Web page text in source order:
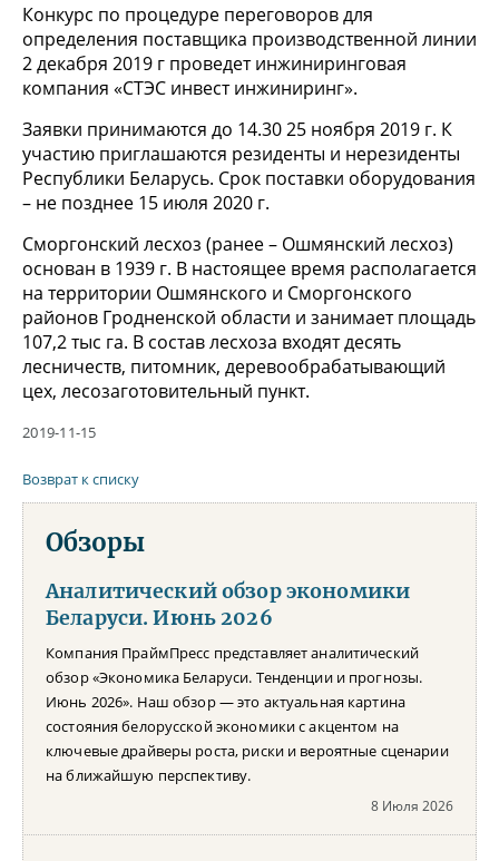
Конкурс по процедуре переговоров для
определения поставщика производственной линии
2 декабря 2019 г проведет инжиниринговая
компания «СТЭС инвест инжиниринг».
Заявки принимаются до 14.30 25 ноября 2019 г. К
участию приглашаются резиденты и нерезиденты
Республики Беларусь. Срок поставки оборудования
– не позднее 15 июля 2020 г.
Сморгонский лесхоз (ранее – Ошмянский лесхоз)
основан в 1939 г. В настоящее время располагается
на территории Ошмянского и Сморгонского
районов Гродненской области и занимает площадь
107,2 тыс га. В состав лесхоза входят десять
лесничеств, питомник, деревообрабатывающий
цех, лесозаготовительный пункт.
2019-11-15
Возврат к списку
Обзоры
Аналитический обзор экономики
Беларуси. Июнь 2026
Компания ПраймПресс представляет аналитический
обзор «Экономика Беларуси. Тенденции и прогнозы.
Июнь 2026». Наш обзор — это актуальная картина
состояния белорусской экономики с акцентом на
ключевые драйверы роста, риски и вероятные сценарии
на ближайшую перспективу.
8 Июля 2026